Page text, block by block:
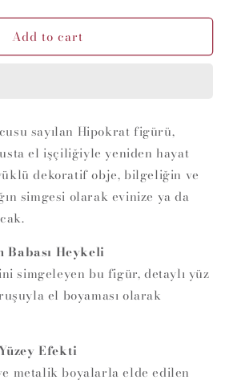
Add to cart
sayılan Hipokrat figürü,
usta el işçiliğiyle yeniden hayat
dekoratif obje, bilgeliğin ve
simgesi olarak evinize ya da
Babası Heykeli
simgeleyen bu figür, detaylı yüz
el boyaması olarak
Efekti
metalik boyalarla elde edilen